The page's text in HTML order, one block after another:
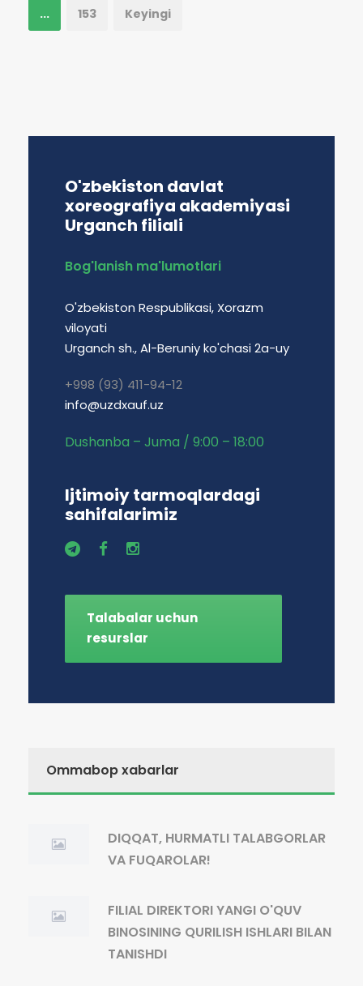
... 153 Keyingi
O'zbekiston davlat
xoreografiya akademiyasi
Urganch filiali
Bog'lanish ma'lumotlari
O'zbekiston Respublikasi, Xorazm
viloyati
Urganch sh., Al-Beruniy ko'chasi 2a-uy
+998 (93) 411-94-12
info@uzdxauf.uz
Dushanba – Juma / 9:00 – 18:00
Ijtimoiy tarmoqlardagi
sahifalarimiz
Talabalar uchun
resurslar
Ommabop xabarlar
DIQQAT, HURMATLI TALABGORLAR
VA FUQAROLAR!
FILIAL DIREKTORI YANGI O'QUV
BINOSINING QURILISH ISHLARI BILAN
TANISHDI